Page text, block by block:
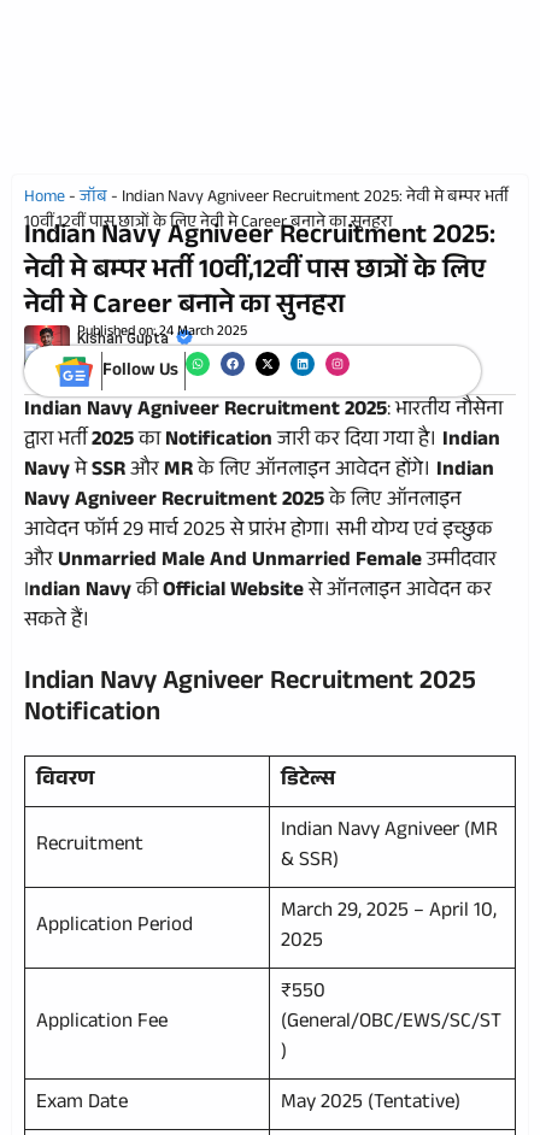
Home-जॉब- Indian Navy Agniveer Recruitment 2025: नेवी मे बम्पर भर्ती
10वीं,12वीं पास छात्रों के लिए नेवी मे Career बनाने का सुनहरा
Indian Navy Agniveer Recruitment 2025:
नेवी मे बम्पर भर्ती 10वीं,12वीं पास छात्रों के लिए
नेवी मे Career बनाने का सुनहरा
Kishan Gupta
Published on:24 March 2025
Follow Us
Indian Navy Agniveer Recruitment 2025: भारतीय नौसेना
द्वारा भर्ती2025काNotificationजारी कर दिया गया है। Indian
NavyमेSSRऔरMRके लिए ऑनलाइन आवेदन होंगे। Indian
Navy Agniveer Recruitment 2025के लिए ऑनलाइन
आवेदन फॉर्म 29 मार्च 2025 से प्रारंभ होगा। सभी योग्य एवं इच्छुक
औरUnmarried Male And Unmarried Femaleउम्मीदवार
Indian NavyकीOfficial Websiteसे ऑनलाइन आवेदन कर
सकते हैं।
Indian Navy Agniveer Recruitment 2025
Notification
विवरण
डिटेल्स
Recruitment
Indian Navy Agniveer (MR
& SSR)
Application Period
March 29, 2025 – April 10,
2025
Application Fee
₹550
(General/OBC/EWS/SC/ST
)
Exam Date
May 2025 (Tentative)